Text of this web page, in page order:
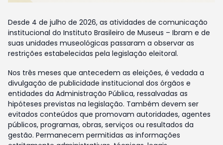
Desde 4 de julho de 2026, as atividades de comunicação
institucional do Instituto Brasileiro de Museus – Ibram e de
suas unidades museológicas passaram a observar as
restrições estabelecidas pela legislação eleitoral.
Nos três meses que antecedem as eleições, é vedada a
divulgação de publicidade institucional dos órgãos e
entidades da Administração Pública, ressalvadas as
hipóteses previstas na legislação. Também devem ser
evitados conteúdos que promovam autoridades, agentes
públicos, programas, obras, serviços ou resultados da
gestão. Permanecem permitidas as informações